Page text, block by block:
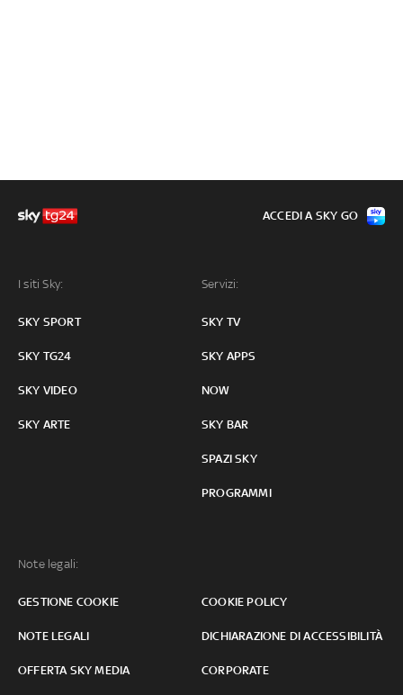
I siti Sky:
SKY SPORT
SKY TG24
SKY VIDEO
SKY ARTE
Servizi:
SKY TV
SKY APPS
NOW
SKY BAR
SPAZI SKY
PROGRAMMI
Note legali:
GESTIONE COOKIE COOKIE POLICY
NOTE LEGALI DICHIARAZIONE DI ACCESSIBILITÀ
OFFERTA SKY MEDIA CORPORATE
ACCEDI A SKY GO